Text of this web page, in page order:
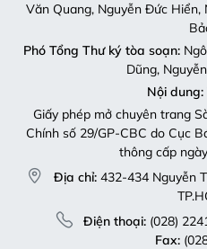
Văn Quang, Nguyễn Đức Hiển,
Phó Tổng Thư ký tòa soạn:Ngô
Dũng,
Nội dung:
Giấy phép mở chuyên trang
Chính số 29/GP-CBC do Cục
thông cấp
Địa chỉ: 432-434 Nguyễn
Điện thoại:(028)
Fax: